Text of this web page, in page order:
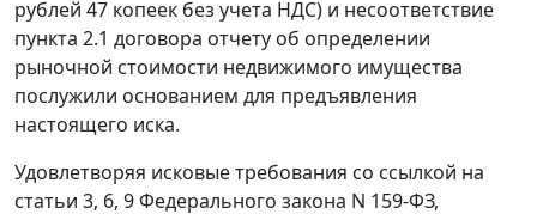
рублей 47 копеек без учета НДС) и несоответствие
пункта 2.1 договора отчету об определении
рыночной стоимости недвижимого имущества
послужили основанием для предъявления
настоящего иска.
Удовлетворяя исковые требования со ссылкой на
статьи 3, 6, 9Федерального закона N 159-ФЗ,